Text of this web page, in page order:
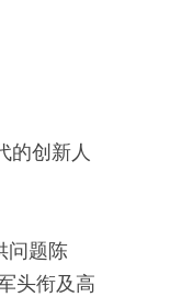
的创新人
问题陈
头衔及高